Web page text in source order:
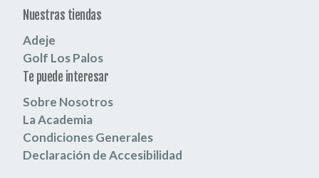
Nuestras tiendas
Adeje
Golf Los Palos
Te puede interesar
Sobre Nosotros
La Academia
Condiciones Generales
Declaración de Accesibilidad